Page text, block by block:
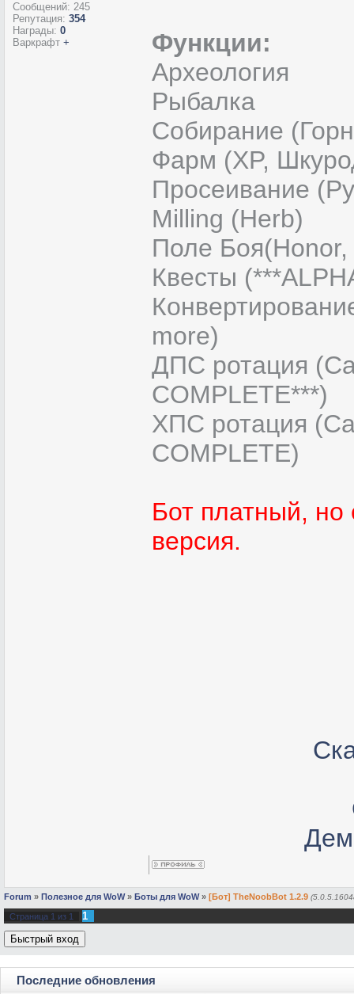
Сообщений: 245
Репутация: 354
Награды: 0
Варкрафт +
Функции:
Археология
Рыбалка
Собирание
Фарм (XP,
Просеивание
Milling (Herb)
Поле Боя(Honor,
Квесты
more)
ДПС ротация
COMPLETE***)
ХПС ротация
COMPLETE)
Бот платный, но
версия.
Forum » Полезное для WoW » Боты для WoW » [Бот] TheNoobBot 1.2.9
Страница 1 из 1 1
Последние обновления